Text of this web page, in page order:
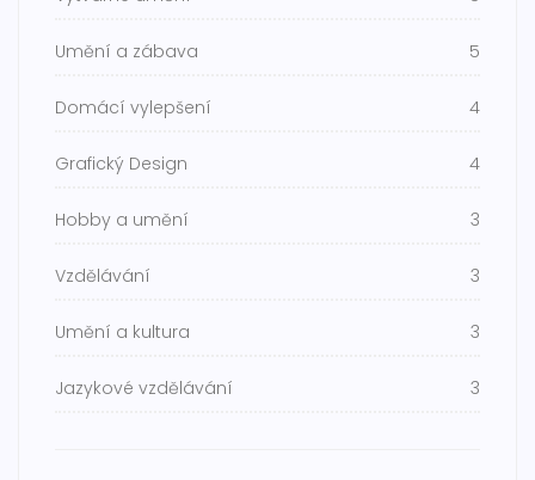
Umění a zábava 5
Domácí vylepšení 4
Grafický Design 4
Hobby a umění 3
Vzdělávání 3
Umění a kultura 3
Jazykové vzdělávání 3